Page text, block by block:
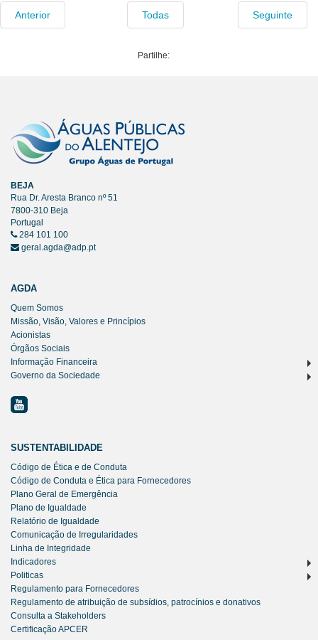
Anterior Seguinte
Todas
Partilhe:
BEJA
Rua Dr. Aresta Branco nº 51
7800-310 Beja
Portugal
284 101 100
geral.agda@adp.pt
AGDA
Quem Somos
Missão, Visão, Valores e Princípios
Acionistas
Órgãos Sociais
Informação Financeira
Governo da Sociedade
SUSTENTABILIDADE
Código de Ética e de Conduta
Código de Conduta e Ética para Fornecedores
Plano Geral de Emergência
Plano de Igualdade
Relatório de Igualdade
Comunicação de Irregularidades
Linha de Integridade
Indicadores
Politicas
Regulamento para Fornecedores
Regulamento de atribuição de subsídios, patrocínios e donativos
Consulta a Stakeholders
Certificação APCER